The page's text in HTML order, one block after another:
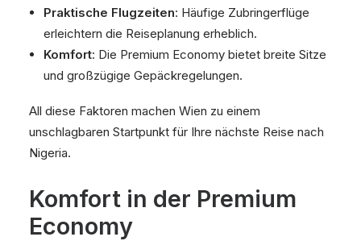
Praktische Flugzeiten: Häufige Zubringerflüge
erleichtern die Reiseplanung erheblich.
Komfort: Die Premium Economy bietet breite Sitze
und großzügige Gepäckregelungen.
All diese Faktoren machen Wien zu einem
unschlagbaren Startpunkt für Ihre nächste Reise nach
Nigeria.
Komfort in der Premium
Economy